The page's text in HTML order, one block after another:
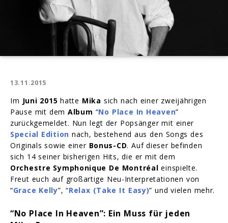
13.11.2015
Im Juni 2015 hatte Mika sich nach einer zweijährigen
Pause mit demAlbum “No Place In Heaven”
zurückgemeldet. Nun legt der Popsänger mit einer
Special Edition nach, bestehend aus den Songs des
Originals sowie einer Bonus-CD. Auf dieser befinden
sich 14 seiner bisherigen Hits, die er mit dem
Orchestre Symphonique De Montréal einspielte.
Freut euch auf großartige Neu-Interpretationen von
“Grace Kelly”, “Relax (Take It Easy)” und vielen mehr.
“No Place In Heaven”: Ein Muss für jeden